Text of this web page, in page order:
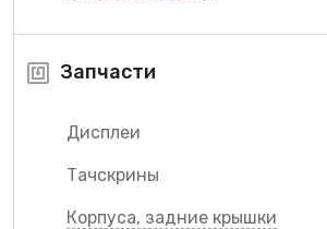
Запчасти
Дисплеи
Тачскрины
Корпуса, задние крышки